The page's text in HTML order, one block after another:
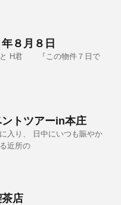
８月８日
と H君 『この物件７日で
トツアーin本庄
入り、 日中にいつも賑やか
近所の
店